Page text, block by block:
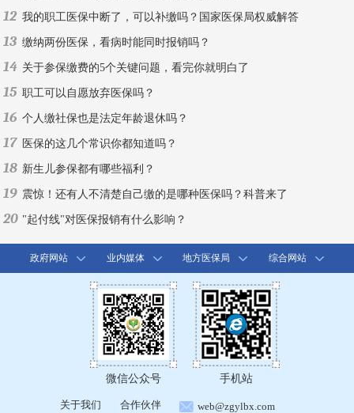
12 我的职工医保中断了，可以补缴吗？国家医保局权威解答
13 缴纳两份医保，看病时能同时报销吗？
14 关于参保缴费的5个关键问题，看完你就明白了
15 职工可以自愿放弃医保吗？
16 个人缴社保也是法定年龄退休吗？
17 医保的这几个常识你都知道吗？
18 新生儿参保都有哪些福利？
19 震惊！还有人不清楚自己缴的是哪种医保吗？科普来了
20 "起付线"对医保报销有什么影响？
政府网站 业内媒体 地方医保局 综合网站
微信公众号 手机站
关于我们 合作伙伴 web@zgylbx.com